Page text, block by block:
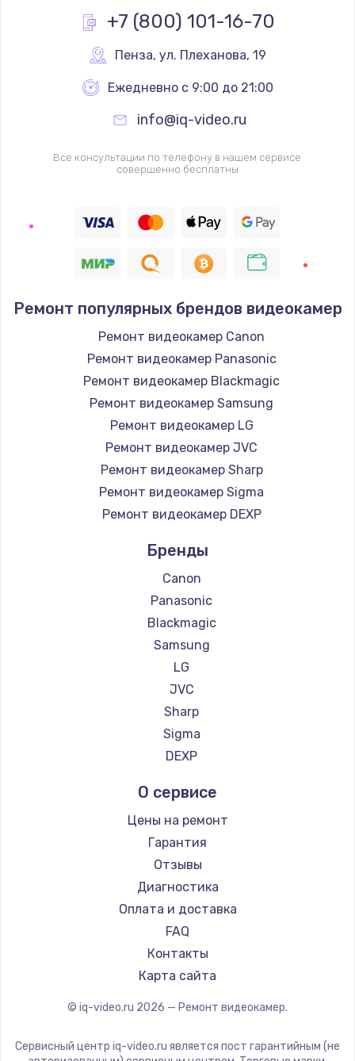
Заказать
Замена клавиатуры
от 1600 руб.
Замена термопасты
Заказать
Замена системы охлаждения
от 1500 руб.
Заказать
Ремонт подсветки
от 1200 руб.
Заказать
Чистка от пыли
от 990 руб.
Заказать
Настройка Wi-Fi
от 1030 руб.
Заказать
Восстановление данных
от 990 руб.
Заказать
Настройка ОС
Заказать
Настройка BIOS
от 930 руб.
Заказать
Замена SSD
от 1045 руб.
Заказать
от 725 руб.
+7 (800) 101-16-70
Пенза, ул. Плеханова, 19
Ежедневно с 9:00 до 21:00
info@iq-video.ru
Все консультации по телефону в нашем сервисе
совершенно бесплатны
Ремонт популярных брендов видеокамер
Ремонт видеокамер Canon
Ремонт видеокамер Panasonic
Ремонт видеокамер Blackmagic
Ремонт видеокамер Samsung
Ремонт видеокамер LG
Ремонт видеокамер JVC
Ремонт видеокамер Sharp
Ремонт видеокамер Sigma
Ремонт видеокамер DEXP
Бренды
Canon
Panasonic
Blackmagic
Samsung
LG
JVC
Sharp
Sigma
DEXP
О сервисе
Цены на ремонт
Гарантия
Отзывы
Диагностика
Оплата и доставка
FAQ
Контакты
Карта сайта
© iq-video.ru 2026 — Ремонт видеокамер.
Сервисный центр iq-video.ru является пост гарантийным (не